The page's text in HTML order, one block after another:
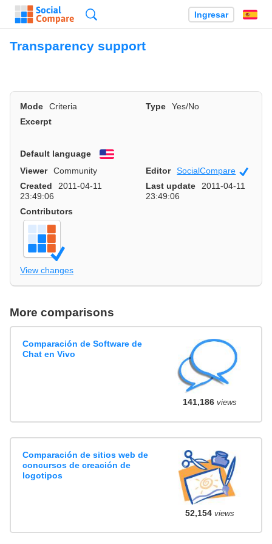
Ingresar
Transparency support
Mode Criteria Type
Yes/No
Excerpt
Default language
English
Viewer
Community Editor SocialCompare
Created
2011-04-11
23:49:06
Last update
2011-04-11
23:49:06
Contributors
View changes
More comparisons
Comparación de Software de
Chat en Vivo
141,186views
Comparación de sitios web de
concursos de creación de
logotipos
52,154views